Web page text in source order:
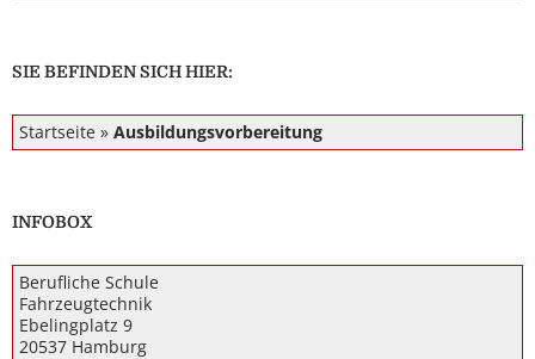
SIE BEFINDEN SICH HIER:
Startseite » Ausbildungsvorbereitung
INFOBOX
Berufliche Schule
Fahrzeugtechnik
Ebelingplatz 9
20537 Hamburg